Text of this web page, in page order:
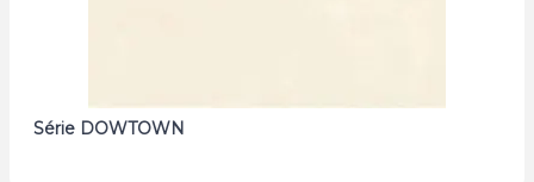
Série DOWTOWN